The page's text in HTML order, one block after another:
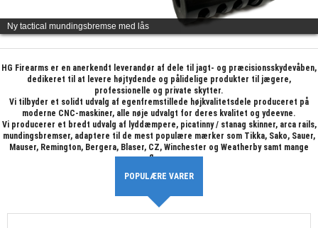
PRS GREJ
B-B SALG
BLYFRIT
Ny tactical mundingsbremse med lås
HG Firearms er en anerkendt leverandør af dele til jagt- og præcisionsskydevåben,
dedikeret til at levere højtydende og pålidelige produkter til jægere,
professionelle og private skytter.
Vi tilbyder et solidt udvalg af egenfremstillede højkvalitetsdele produceret på
moderne CNC-maskiner, alle nøje udvalgt for deres kvalitet og ydeevne.
Vi producerer et bredt udvalg af lyddæmpere, picatinny / stanag skinner, arca rails,
mundingsbremser, adaptere til de mest populære mærker som Tikka, Sako, Sauer,
Mauser, Remington, Bergera, Blaser, CZ, Winchester og Weatherby samt mange
flere.
POPULÆRE VARER